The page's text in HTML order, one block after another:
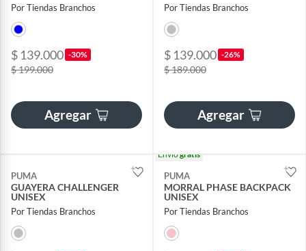
Por Tiendas Branchos
$ 139.000 -30%
$ 199.000
Agregar
Por Tiendas Branchos
$ 139.000 -26%
$ 189.000
Agregar
PUMA
GUAYERA CHALLENGER
UNISEX
Por Tiendas Branchos
Envíogratis
PUMA
MORRAL PHASE BACKPACK
UNISEX
Por Tiendas Branchos